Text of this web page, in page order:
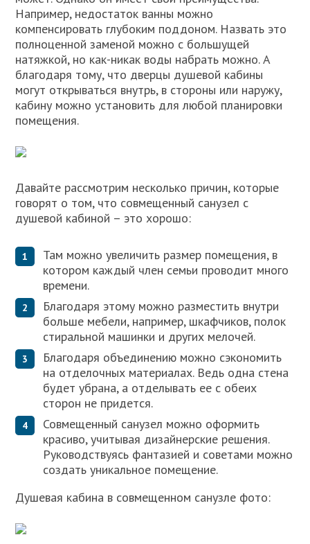
Например, недостаток ванны можно
компенсировать глубоким поддоном. Назвать это
полноценной заменой можно с большущей
натяжкой, но как-никак воды набрать можно. А
благодаря тому, что дверцы душевой кабины
могут открываться внутрь, в стороны или наружу,
кабину можно установить для любой планировки
помещения.
Давайте рассмотрим несколько причин, которые
говорят о том, что совмещенный санузел с
душевой кабиной – это хорошо:
Там можно увеличить размер помещения, в
котором каждый член семьи проводит много
времени.
Благодаря этому можно разместить внутри
больше мебели, например, шкафчиков, полок
стиральной машинки и других мелочей.
Благодаря объединению можно сэкономить
на отделочных материалах. Ведь одна стена
будет убрана, а отделывать ее с обеих
сторон не придется.
Совмещенный санузел можно оформить
красиво, учитывая дизайнерские решения.
Руководствуясь фантазией и советами можно
создать уникальное помещение.
Душевая кабина в совмещенном санузле фото: